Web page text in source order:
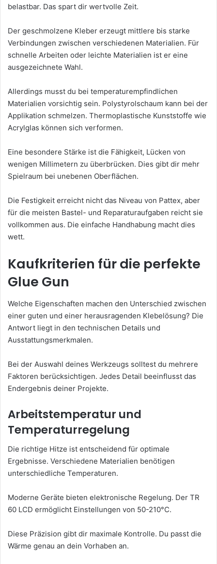
belastbar. Das spart dir wertvolle Zeit.
Der geschmolzene Kleber erzeugt mittlere bis starke
Verbindungen zwischen verschiedenen Materialien. Für
schnelle Arbeiten oder leichte Materialien ist er eine
ausgezeichnete Wahl.
Allerdings musst du bei temperaturempfindlichen
Materialien vorsichtig sein. Polystyrolschaum kann bei der
Applikation schmelzen. Thermoplastische Kunststoffe wie
Acrylglas können sich verformen.
Eine besondere Stärke ist die Fähigkeit, Lücken von
wenigen Millimetern zu überbrücken. Dies gibt dir mehr
Spielraum bei unebenen Oberflächen.
Die Festigkeit erreicht nicht das Niveau von Pattex, aber
für die meisten Bastel- und Reparaturaufgaben reicht sie
vollkommen aus. Die einfache Handhabung macht dies
wett.
Kaufkriterien für die perfekte
Glue Gun
Welche Eigenschaften machen den Unterschied zwischen
einer guten und einer herausragenden Klebelösung? Die
Antwort liegt in den technischen Details und
Ausstattungsmerkmalen.
Bei der Auswahl deines Werkzeugs solltest du mehrere
Faktoren berücksichtigen. Jedes Detail beeinflusst das
Endergebnis deiner Projekte.
Arbeitstemperatur und
Temperaturregelung
Die richtige Hitze ist entscheidend für optimale
Ergebnisse. Verschiedene Materialien benötigen
unterschiedliche Temperaturen.
Moderne Geräte bieten elektronische Regelung. Der TR
60 LCD ermöglicht Einstellungen von 50-210°C.
Diese Präzision gibt dir maximale Kontrolle. Du passt die
Wärme genau an dein Vorhaben an.